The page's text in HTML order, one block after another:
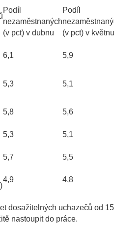
Podíl
nezaměstnaných
(v pct) v dubnu
Podíl
(v pct) v květnu
6,1 5,9
5,3 5,1
5,8 5,6
5,3 5,1
5,7 5,5
4,9 4,8
dosažitelných uchazečů od 15
nastoupit do práce.